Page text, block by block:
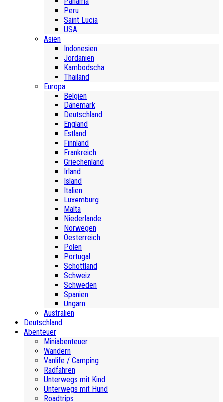
Peru
Saint Lucia
USA
Asien
Indonesien
Jordanien
Kambodscha
Thailand
Europa
Belgien
Dänemark
Deutschland
England
Estland
Finnland
Frankreich
Griechenland
Irland
Island
Italien
Luxemburg
Malta
Niederlande
Norwegen
Oesterreich
Polen
Portugal
Schottland
Schweiz
Schweden
Spanien
Ungarn
Australien
Deutschland
Abenteuer
Miniabenteuer
Wandern
Vanlife / Camping
Radfahren
Unterwegs mit Kind
Unterwegs mit Hund
Roadtrips